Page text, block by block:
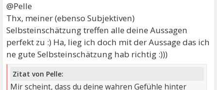
@Pelle
Thx, meiner (ebenso Subjektiven)
Selbsteinschätzung treffen alle deine Aussagen
perfekt zu :) Ha, lieg ich doch mit der Aussage das ich
ne gute Selbsteinschätzung hab richtig :)))
Zitat von Pelle:
Mir scheint, dass du deine wahren Gefühle hinter